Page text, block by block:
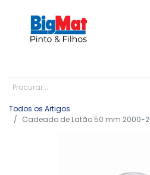
Todos os Artigos
Cadeado de Latão 50 mm 2000-